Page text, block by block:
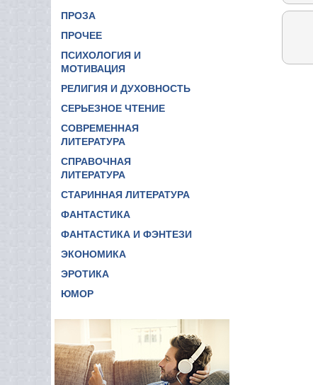
ПРОЗА
ПРОЧЕЕ
ПСИХОЛОГИЯ И
МОТИВАЦИЯ
РЕЛИГИЯ И ДУХОВНОСТЬ
СЕРЬЕЗНОЕ ЧТЕНИЕ
СОВРЕМЕННАЯ
ЛИТЕРАТУРА
СПРАВОЧНАЯ
ЛИТЕРАТУРА
СТАРИННАЯ ЛИТЕРАТУРА
ФАНТАСТИКА
ФАНТАСТИКА И ФЭНТЕЗИ
ЭКОНОМИКА
ЭРОТИКА
ЮМОР